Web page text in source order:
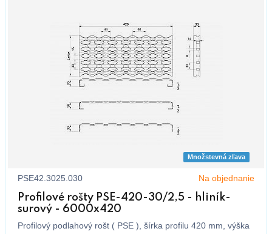
Množstevná zľava
PSE42.3025.030 Na objednanie
Profilové rošty PSE-420-30/2,5 - hliník-
surový - 6000x420
Profilový podlahový rošt ( PSE ), šírka profilu 420 mm, výška